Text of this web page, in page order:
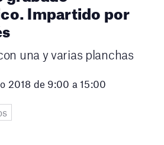
Impartido por
una y varias planchas
2018 de 9:00 a 15:00